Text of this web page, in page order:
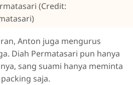
(Credit:
Anton juga mengurus
Diah Permatasari pun hanya
sang suami hanya meminta
saja.